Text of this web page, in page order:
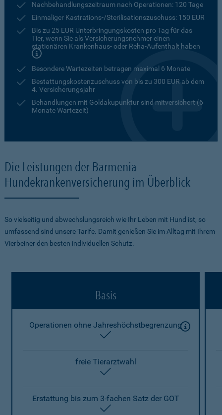
Nachbehandlungszeitraum nach Operationen: 120 Tage
Einmaliger Kastrations-/Sterilisationszuschuss: 150 EUR
Bis zu 25 EUR Unterbringungskosten pro Tag für das
Tier, wenn Sie als Versicherungsnehmer einen
stationären Krankenhaus- oder Reha-Aufenthalt haben
Besondere Wartezeiten betragen maximal 6 Monate
Bestattungskostenzuschuss von bis zu 300 EUR ab dem
4. Versicherungsjahr
Behandlungen mit Goldakupunktur sind mitversichert (6
Monate Wartezeit)
Die Leistungen der Barmenia
Hundekrankenversicherung im Überblick
So vielseitig und abwechslungsreich wie Ihr Leben mit Hund ist, so
umfassend sind unsere Tarife. Damit genießen Sie im Alltag mit Ihrem
Vierbeiner den besten individuellen Schutz.
Basis
Operationen ohne Jahreshöchstbegrenzung
freie Tierarztwahl
Erstattung bis zum 3-fachen Satz der GOT